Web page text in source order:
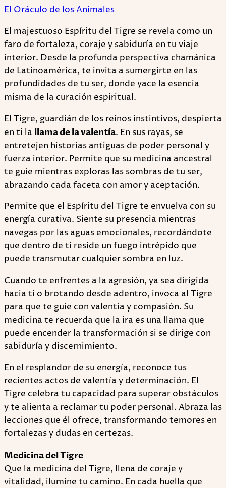
El Oráculo de los Animales
El majestuoso Espíritu del Tigre se revela como un
faro de fortaleza, coraje y sabiduría en tu viaje
interior. Desde la profunda perspectiva chamánica
de Latinoamérica, te invita a sumergirte en las
profundidades de tu ser, donde yace la esencia
misma de la curación espiritual.
El Tigre, guardián de los reinos instintivos, despierta
en ti la llama de la valentía. En sus rayas, se
entretejen historias antiguas de poder personal y
fuerza interior. Permite que su medicina ancestral
te guíe mientras exploras las sombras de tu ser,
abrazando cada faceta con amor y aceptación.
Permite que el Espíritu del Tigre te envuelva con su
energía curativa. Siente su presencia mientras
navegas por las aguas emocionales, recordándote
que dentro de ti reside un fuego intrépido que
puede transmutar cualquier sombra en luz.
Cuando te enfrentes a la agresión, ya sea dirigida
hacia ti o brotando desde adentro, invoca al Tigre
para que te guíe con valentía y compasión. Su
medicina te recuerda que la ira es una llama que
puede encender la transformación si se dirige con
sabiduría y discernimiento.
En el resplandor de su energía, reconoce tus
recientes actos de valentía y determinación. El
Tigre celebra tu capacidad para superar obstáculos
y te alienta a reclamar tu poder personal. Abraza las
lecciones que él ofrece, transformando temores en
fortalezas y dudas en certezas.
Medicina del Tigre
Que la medicina del Tigre, llena de coraje y
vitalidad, ilumine tu camino. En cada huella que